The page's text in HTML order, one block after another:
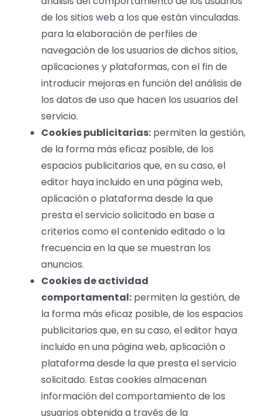
de los sitios web a los que están vinculadas.
para la elaboración de perfiles de
navegación de los usuarios de dichos sitios,
aplicaciones y plataformas, con el fin de
introducir mejoras en función del análisis de
los datos de uso que hacen los usuarios del
servicio.
Cookies publicitarias: permiten la gestión,
de la forma más eficaz posible, de los
espacios publicitarios que, en su caso, el
editor haya incluido en una página web,
aplicación o plataforma desde la que
presta el servicio solicitado en base a
criterios como el contenido editado o la
frecuencia en la que se muestran los
anuncios.
Cookies de actividad
comportamental: permiten la gestión, de
la forma más eficaz posible, de los espacios
publicitarios que, en su caso, el editor haya
incluido en una página web, aplicación o
plataforma desde la que presta el servicio
solicitado. Estas cookies almacenan
información del comportamiento de los
usuarios obtenida a través de la